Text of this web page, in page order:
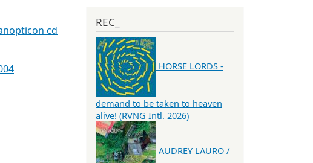
cd
REC_
HORSE LORDS -
demand to be taken to heaven
alive! (RVNG Intl. 2026)
AUDREY LAURO /